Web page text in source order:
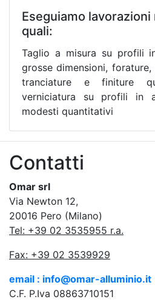
Eseguiamo
quali:
Taglio a misura su profili
grosse dimensioni,
tranciature e finiture
verniciatura su profili in
modesti quantitativi
Contatti
Omar srl
Via Newton 12,
20016 Pero (Milano)
Tel: +39 02 3535955 r.a.
Fax: +39 02 3539929
email : info@omar-alluminio.it
C.F. P.Iva 08863710151